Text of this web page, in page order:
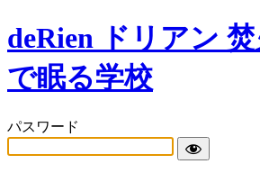
deRien ドリアン
で眠る学校
パスワード